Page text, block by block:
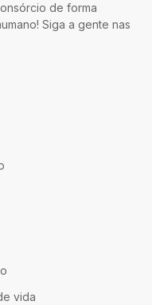
de forma
Siga a gente nas
vida